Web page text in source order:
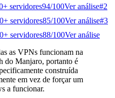
servidores94/100Ver análise#2
servidores85/100Ver análise#3
servidores88/100Ver análise
as VPNs funcionam na
do Manjaro, portanto é
construída
em vez de forçar um
a funcionar.